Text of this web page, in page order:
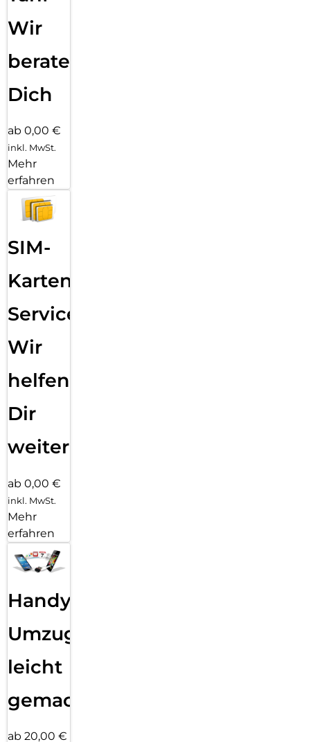
Konstruktion, sondern auch in einem attraktiven Preis.
und Schnellladetechnologie, die du von 4smarts gewohnt
bist. Ein perfekter Zeitpunkt, um in ein qualitativ
hochwertiges Ladegerät zu investieren, das sowohl deinen
Anforderungen als auch deinem Budget gerecht wird.
Wir
beraten
Dich
ab 0,00 €
inkl. MwSt.
Mehr
erfahren
SIM-
Karten
Service:
Wir
helfen
Dir
weiter
ab 0,00 €
inkl. MwSt.
Mehr
erfahren
Handy
Umzug
leicht
gemacht!
ab 20,00 €